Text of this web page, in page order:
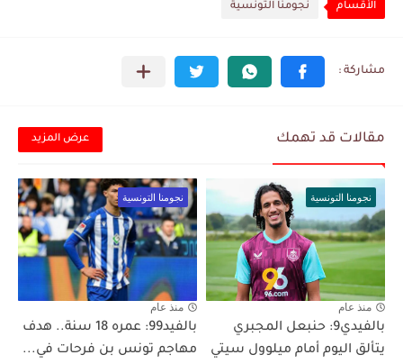
الأقسام نجومنا التونسية
مقالات قد تهمك عرض المزيد
نجومنا التونسية
منذ عام
بالفيدي9: حنبعل المجبري
يتألق اليوم أمام ميلوول سيتي
نجومنا التونسية
منذ عام
بالفيد99: عمره 18 سنة.. هدف
مهاجم تونس بن فرحات في...